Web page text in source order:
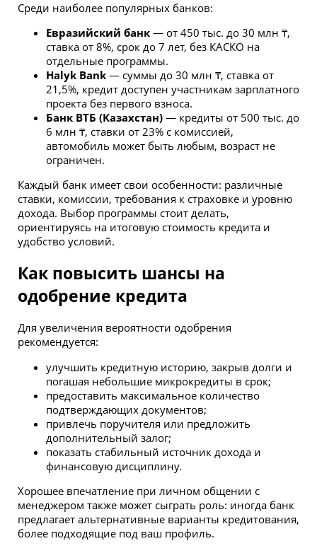
Среди наиболее популярных банков:
Евразийский банк— от 450 тыс. до 30 млн ₸,
ставка от 8%, срок до 7 лет, без КАСКО на
отдельные программы.
Halyk Bank— суммы до 30 млн ₸, ставка от
21,5%, кредит доступен участникам зарплатного
проекта без первого взноса.
Банк ВТБ (Казахстан)— кредиты от 500 тыс. до
6 млн ₸, ставки от 23% с комиссией,
автомобиль может быть любым, возраст не
ограничен.
Каждый банк имеет свои особенности: различные
ставки, комиссии, требования к страховке и уровню
дохода. Выбор программы стоит делать,
ориентируясь на итоговую стоимость кредита и
удобство условий.
Как повысить шансы на
одобрение кредита
Для увеличения вероятности одобрения
рекомендуется:
улучшить кредитную историю, закрыв долги и
погашая небольшие микрокредиты в срок;
предоставить максимальное количество
подтверждающих документов;
привлечь поручителя или предложить
дополнительный залог;
показать стабильный источник дохода и
финансовую дисциплину.
Хорошее впечатление при личном общении с
менеджером также может сыграть роль: иногда банк
предлагает альтернативные варианты кредитования,
более подходящие под ваш профиль.